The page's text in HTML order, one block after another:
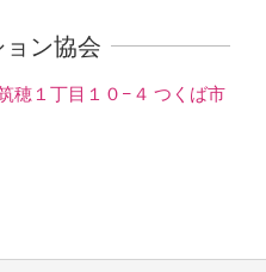
ン協会
穂１丁目１０−４ つくば市